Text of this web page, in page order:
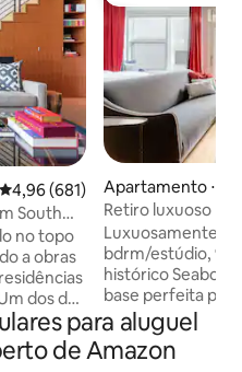
4,96 de uma avaliação média de
4,96 (681)
South
no topo
a obras
dos dez
750
deck
Apartamento ⋅
Retiro luxuoso
Luxuosamente
bdrm/estúdio,
histórico
base perfeita
quarteirões do
10 minutos a pé
atrações desta
para aluguel
de Amazon